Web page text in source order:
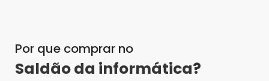
Por que comprar no
Saldão da informática?